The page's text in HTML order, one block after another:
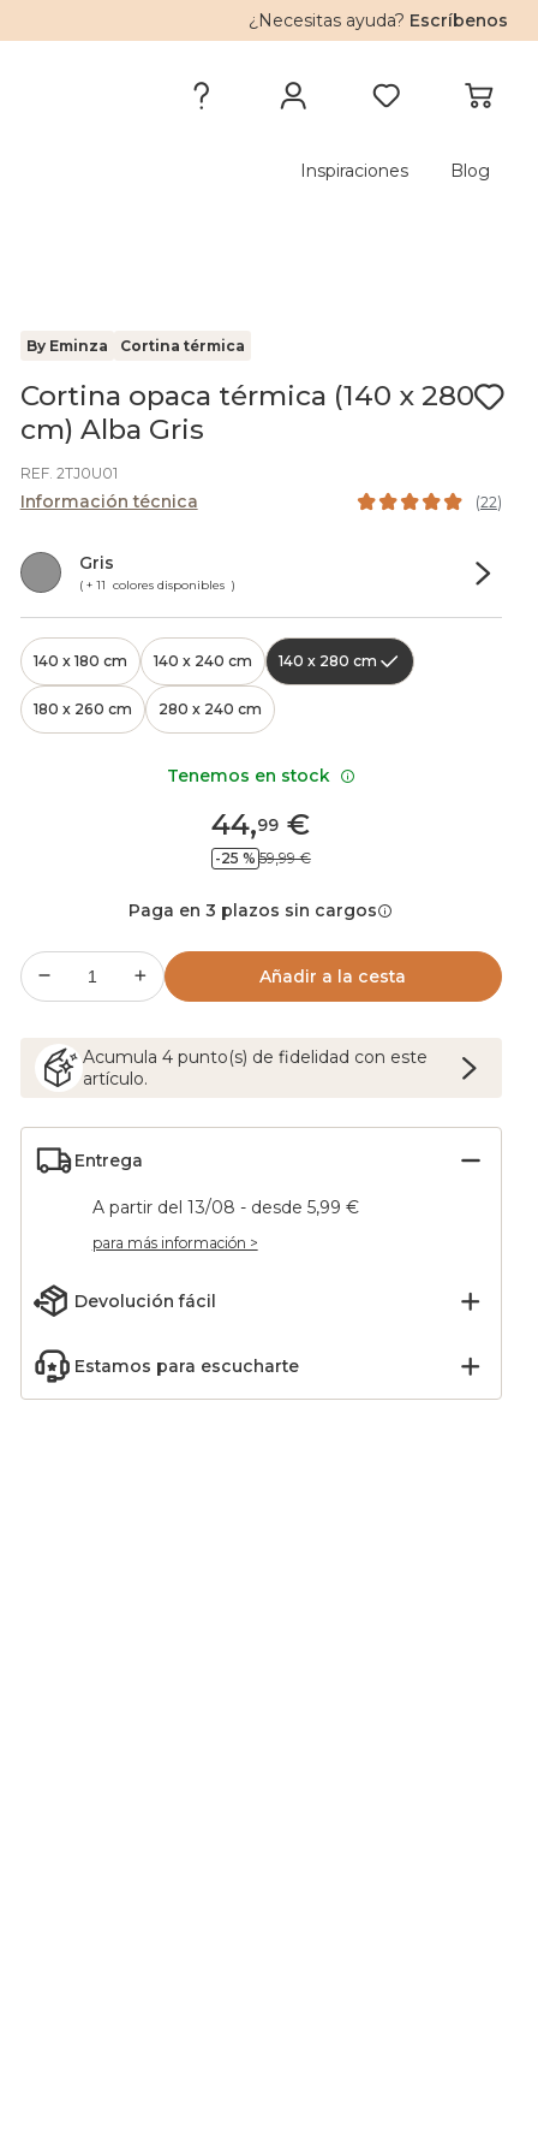
¿Necesitas ayuda? Escríbenos
Inspiraciones Blog
By Eminza Cortina térmica
Cortina opaca térmica (140 x 280
cm) Alba Gris
REF. 2TJ0U01
Información técnica (22)
Gris
( + 11 colores disponibles )
140 x 180 cm 140 x 240 cm 140 x 280 cm
180 x 260 cm 280 x 240 cm
44,99 €
-25 % 59,99 €
Paga en 3 plazos sin cargos
Añadir a la cesta
Acumula 4punto(s) de fidelidad con este
artículo.
Entrega
A partir del 13/08 - desde 5,99 €
para más información >
Devolución fácil
Estamos para escucharte